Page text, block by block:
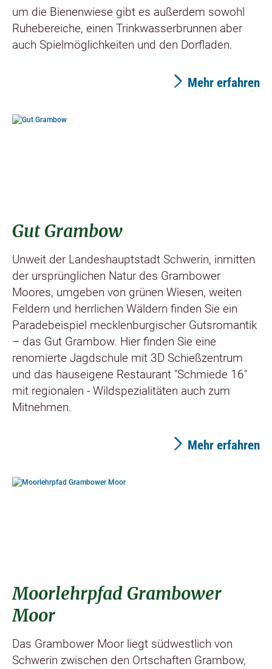
um die Bienenwiese gibt es außerdem sowohl
Ruhebereiche, einen Trinkwasserbrunnen aber
auch Spielmöglichkeiten und den Dorfladen.
Mehr erfahren
Gut Grambow
Unweit der Landeshauptstadt Schwerin, inmitten
der ursprünglichen Natur des Grambower
Moores, umgeben von grünen Wiesen, weiten
Feldern und herrlichen Wäldern finden Sie ein
Paradebeispiel mecklenburgischer Gutsromantik
– das Gut Grambow. Hier finden Sie eine
renomierte Jagdschule mit 3D Schießzentrum
und das hauseigene Restaurant "Schmiede 16"
mit regionalen - Wildspezialitäten auch zum
Mitnehmen.
Mehr erfahren
Moorlehrpfad Grambower
Moor
Das Grambower Moor liegt südwestlich von
Schwerin zwischen den Ortschaften Grambow,